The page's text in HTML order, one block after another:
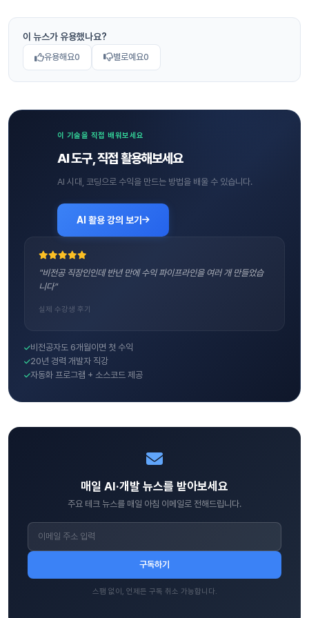
이 뉴스가 유용했나요?
유용해요0 별로예요0
이 기술을 직접 배워보세요
AI 도구, 직접 활용해보세요
AI 시대, 코딩으로 수익을 만드는 방법을 배울 수 있습니다.
AI 활용 강의 보기
"비전공 직장인인데 반년 만에 수익 파이프라인을 여러 개 만들었습
니다"
실제 수강생 후기
비전공자도 6개월이면 첫 수익
20년 경력 개발자 직강
자동화 프로그램 + 소스코드 제공
매일 AI·개발 뉴스를 받아보세요
주요 테크 뉴스를 매일 아침 이메일로 전해드립니다.
구독하기
스팸 없이, 언제든 구독 취소 가능합니다.